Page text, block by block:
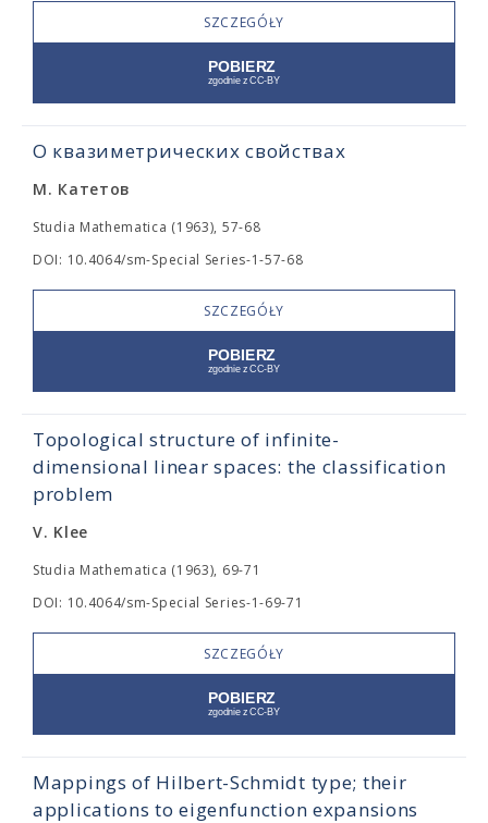
SZCZEGÓŁY
О квазиметрических свойствах
М. Катетов
Studia Mathematica (1963), 57-68
DOI: 10.4064/sm-Special Series-1-57-68
SZCZEGÓŁY
Topological structure of infinite-
dimensional linear spaces: the classification
problem
V. Klee
Studia Mathematica (1963), 69-71
DOI: 10.4064/sm-Special Series-1-69-71
SZCZEGÓŁY
Mappings of Hilbert-Schmidt type; their
applications to eigenfunction expansions